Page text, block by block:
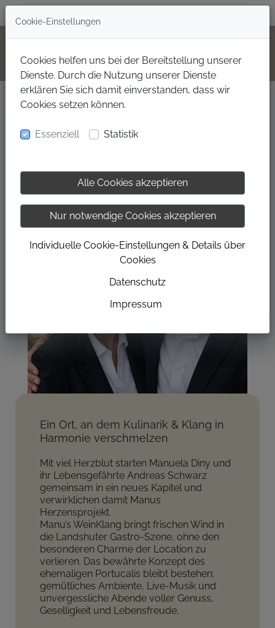
– ein Lokal voller Herzlichkeit und
Ein Ort, an dem Kulinarik & Klang in
Harmonie verschmelzen
Mit viel Herzblut starten Manuela Diny und
ihr Lebensgefährte Andreas Schwarz
gemeinsam in ein neues Kapitel und
verwirklichen damit Manus
Herzensprojekt.
Manu’s WeinKlang bringt frischen Wind in
die Landshuter Gastro-Szene, ohne den
besonderen Charme der Location zu
verlieren. Das bewährte Konzept des
ehemaligen Portucalis bleibt bestehen:
gemütliches Ambiente, Live-Musik und
unvergessliche Abende voller Genuss,
Geselligkeit und Lebensfreude.
Cookie-Einstellungen
Cookies helfen uns bei der Bereitstellung unserer
Dienste. Durch die Nutzung unserer Dienste
erklären Sie sich damit einverstanden, dass wir
Cookies setzen können.
Essenziell Statistik
Alle Cookies akzeptieren
Nur notwendige Cookies akzeptieren
Individuelle Cookie-Einstellungen & Details über
Cookies
Datenschutz
Impressum